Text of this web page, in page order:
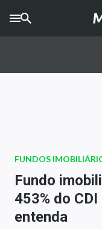
AGROTIMES
Newsletters
Money Trader
Anuncie
FUNDOS
Fundo
453% do
entenda